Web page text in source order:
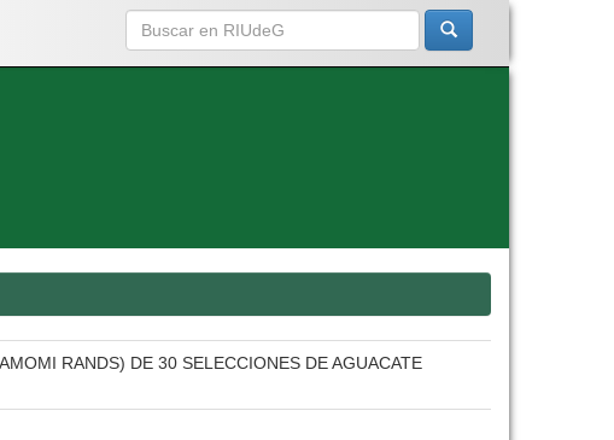
RANDS) DE 30 SELECCIONES DE AGUACATE